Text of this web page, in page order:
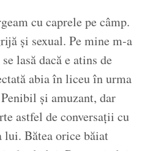
cu caprele pe câmp.
și sexual. Pe mine m-a
lasă dacă e atins de
abia în liceu în urma
și amuzant, dar
astfel de conversații cu
lui. Bătea orice băiat